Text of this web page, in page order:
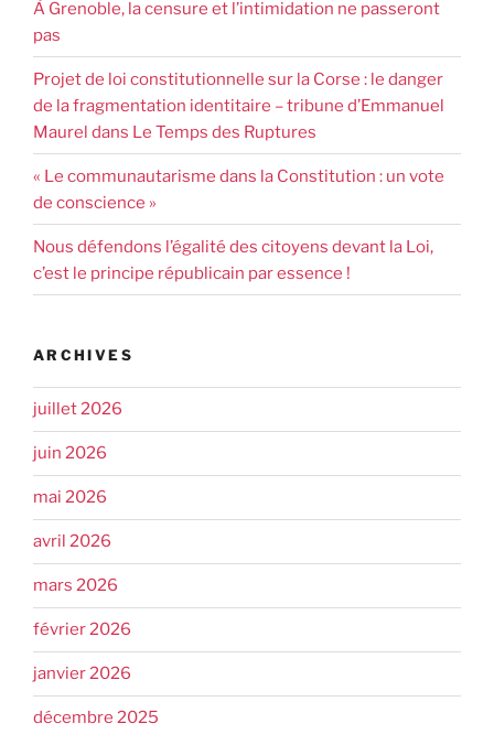
À Grenoble, la censure et l’intimidation ne passeront
pas
Projet de loi constitutionnelle sur la Corse : le danger
de la fragmentation identitaire – tribune d’Emmanuel
Maurel dans Le Temps des Ruptures
« Le communautarisme dans la Constitution : un vote
de conscience »
Nous défendons l’égalité des citoyens devant la Loi,
c’est le principe républicain par essence !
ARCHIVES
juillet 2026
juin 2026
mai 2026
avril 2026
mars 2026
février 2026
janvier 2026
décembre 2025